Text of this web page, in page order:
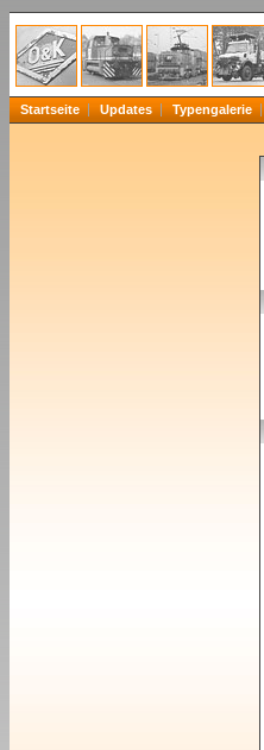
Startseite Updates Typengalerie